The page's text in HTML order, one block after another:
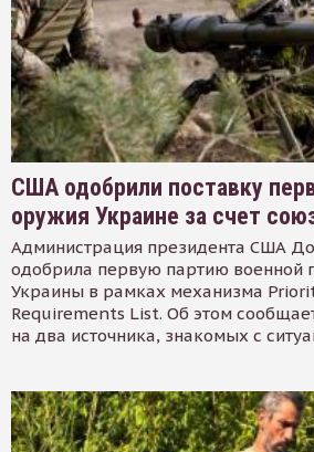
США одобрили поставку
оружия Украине за счет
Администрация президента США
одобрила первую партию военной
Украины в рамках механизма
Requirements List. Об этом
на два источника, знакомых с